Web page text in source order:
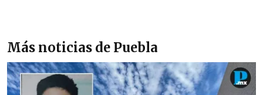
Más noticias de Puebla